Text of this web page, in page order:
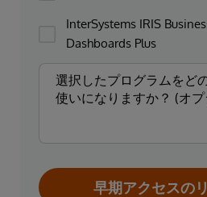
InterSystems IRIS
Dashboards Plus
早期アクセスの